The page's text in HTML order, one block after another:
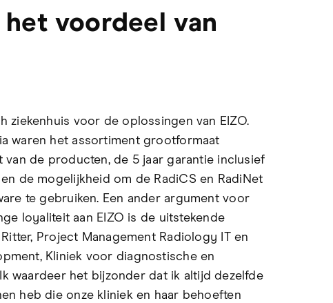
het voordeel van
ziekenhuis voor de oplossingen van EIZO.
waren het assortiment grootformaat
van de producten, de 5 jaar garantie inclusief
de mogelijkheid om de RadiCS en RadiNet
te gebruiken. Een ander argument voor
loyaliteit aan EIZO is de uitstekende
Project Management Radiology IT en
Kliniek voor diagnostische en
waardeer het bijzonder dat ik altijd dezelfde
heb die onze kliniek en haar behoeften